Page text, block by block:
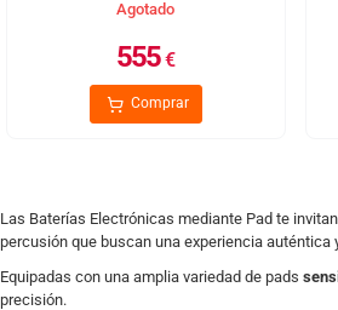
Agotado
555€
Comprar
Las Baterías Electrónicas mediante Pad te
percusión que buscan una experiencia auténtica
Equipadas con una amplia variedad de pads
precisión.